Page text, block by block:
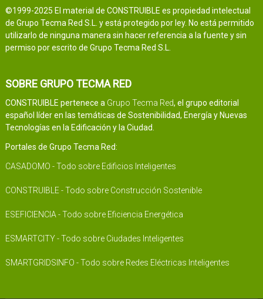
©1999-2025 El material de CONSTRUIBLE es propiedad intelectual
de Grupo Tecma Red S.L. y está protegido por ley. No está permitido
utilizarlo de ninguna manera sin hacer referencia a la fuente y sin
permiso por escrito de Grupo Tecma Red S.L.
SOBRE GRUPO TECMA RED
CONSTRUIBLE pertenece a Grupo Tecma Red, el grupo editorial
español líder en las temáticas de Sostenibilidad, Energía y Nuevas
Tecnologías en la Edificación y la Ciudad.
Portales de Grupo Tecma Red:
CASADOMO - Todo sobre Edificios Inteligentes
CONSTRUIBLE - Todo sobre Construcción Sostenible
ESEFICIENCIA - Todo sobre Eficiencia Energética
ESMARTCITY - Todo sobre Ciudades Inteligentes
SMARTGRIDSINFO - Todo sobre Redes Eléctricas Inteligentes